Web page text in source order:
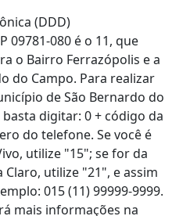
(DDD)
09781-080 é o 11, que
o Bairro Ferrazópolis e a
do Campo. Para realizar
de São Bernardo do
basta digitar: 0 + código da
do telefone. Se você é
utilize "15"; se for da
utilize "21", e assim
015 (11) 99999-9999.
mais informações na